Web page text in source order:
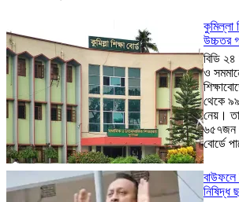
কুমিল্লা
উচ্চতর
বিডি
ও
থেকে
নেয়।
৬৫৭জন
বোর্ডে
বাউফলে
নিষিদ্ধ